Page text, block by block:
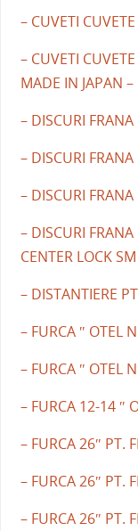
– CUVETI
– CUVETI
MADE IN JAPAN
– DISCURI
– DISCURI
– DISCURI
– DISCURI
CENTER LOCK
– DISTANTIERE
– FURCA ″ OTEL
– FURCA ″ OTEL
– FURCA 12-14 ″
– FURCA 26″ PT.
– FURCA 26″ PT.
– FURCA 26″ PT.